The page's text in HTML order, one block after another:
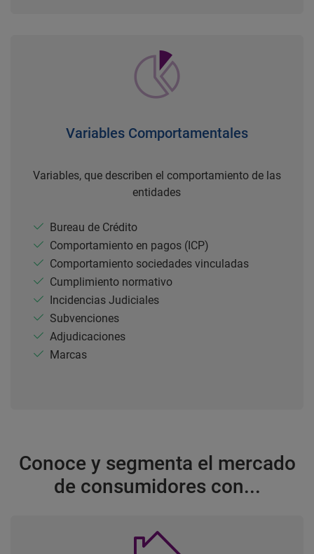
Variables Comportamentales
Variables, que describen el comportamiento de las
entidades
Bureau de Crédito
Comportamiento en pagos (ICP)
Comportamiento sociedades vinculadas
Cumplimiento normativo
Incidencias Judiciales
Subvenciones
Adjudicaciones
Marcas
Conoce y segmenta el mercado
de consumidores con...